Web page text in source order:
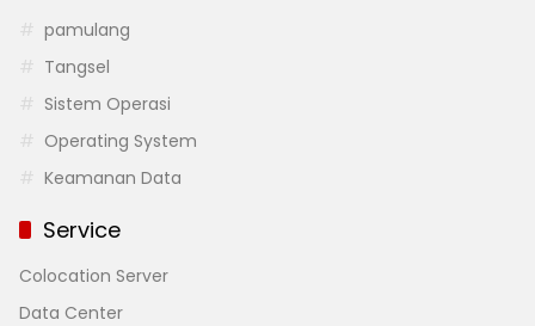
pamulang
Tangsel
Sistem Operasi
Operating System
Keamanan Data
Service
Colocation Server
Data Center